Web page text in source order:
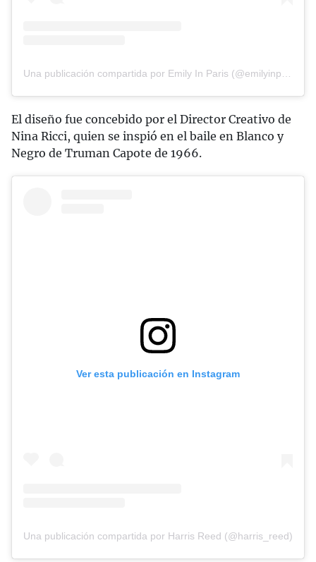
Una publicación compartida por Emily In Paris (@emilyinparis)
El diseño fue concebido por el Director Creativo de
Nina Ricci, quien se inspió en el baile en Blanco y
Negro de Truman Capote de 1966.
Ver esta publicación en Instagram
Una publicación compartida por Harris Reed (@harris_reed)